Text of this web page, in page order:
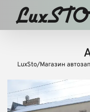
content
LuxSto/Магазин